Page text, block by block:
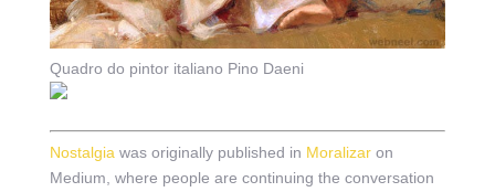
Quadro do pintor italiano Pino Daeni
Nostalgia was originally published in Moralizaron
Medium, where people are continuing the conversation